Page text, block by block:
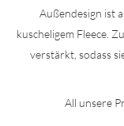
Außendesign ist
kuscheligem Fleece.
verstärkt, sodass
All unsere